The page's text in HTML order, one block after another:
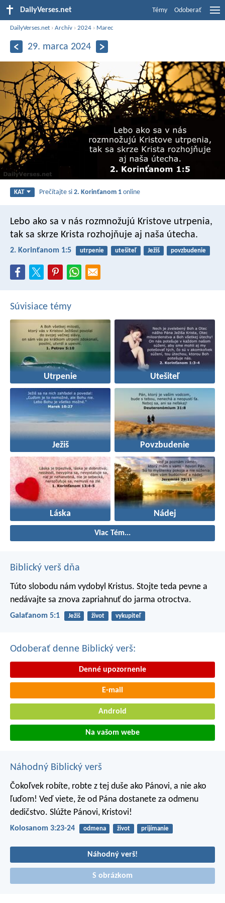
DailyVerses.net Témy Odoberať
DailyVerses.net ›Archív ›2024 › Marec
29. marca 2024
KAT Prečítajte si2. Korinťanom 1 online
Lebo ako sa v nás rozmnožujú Kristove utrpenia,
tak sa skrze Krista rozhojňuje aj naša útecha.
2. Korinťanom 1:5 utrpenie utešiteľ Ježiš povzbudenie
Súvisiace témy
Utrpenie Utešiteľ
Ježiš Povzbudenie
Láska Nádej
Viac Tém...
Biblický verš dňa
Túto slobodu nám vydobyl Kristus. Stojte teda pevne a
nedávajte sa znova zapriahnuť do jarma otroctva.
Galaťanom 5:1 Ježiš život vykupiteľ
Odoberať denne Biblický verš:
Denné upozornenie
E-mail
Android
Na vašom webe
Náhodný Biblický verš
Čokoľvek robíte, robte z tej duše ako Pánovi, a nie ako
ľuďom! Veď viete, že od Pána dostanete za odmenu
dedičstvo. Slúžte Pánovi, Kristovi!
Kolosanom 3:23-24 odmena život prijímanie
Náhodný verš!
S obrázkom